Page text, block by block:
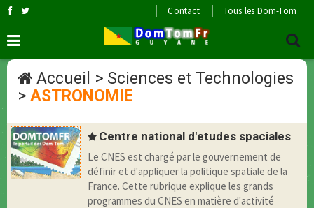
Contact Tous les Dom-Tom
Accueil > Sciences et Technologies
> ASTRONOMIE
Centre national d'etudes spaciales
Le CNES est chargé par le gouvernement de
définir et d'appliquer la politique spatiale de la
France. Cette rubrique explique les grands
programmes du CNES en matière d'activité